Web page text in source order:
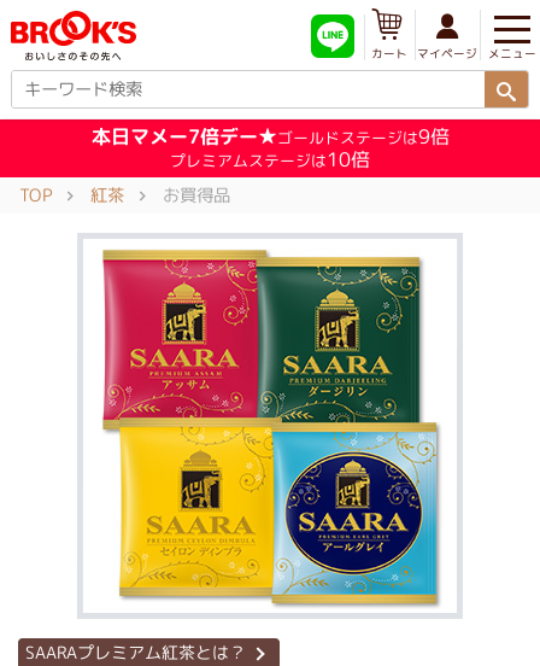
メニュー
マイページ
カート
本日マメー7倍デー★ゴールドステージは9倍
プレミアムステージは10倍
TOP 紅茶 お買得品
SAARAプレミアム紅茶とは？